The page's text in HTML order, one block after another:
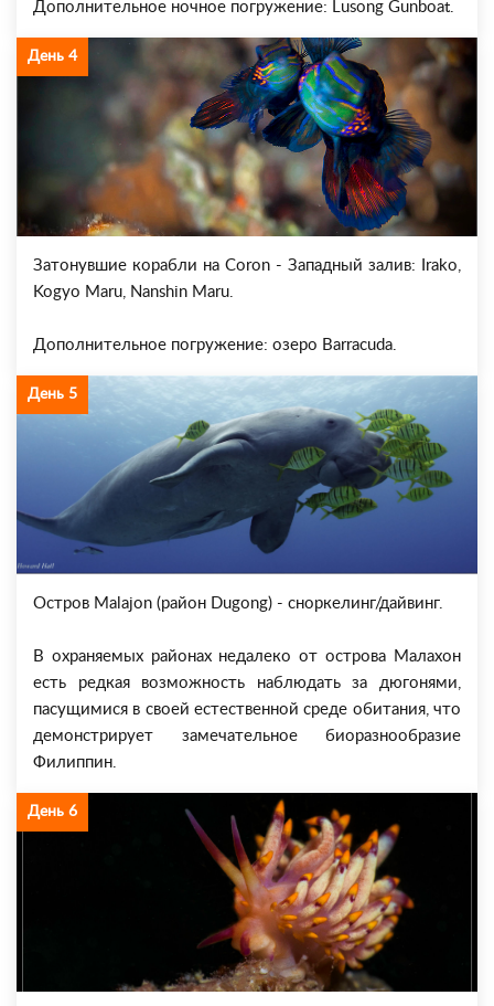
Дополнительное ночное погружение: Lusong Gunboat.
День 4
Затонувшие корабли на Coron - Западный залив: Irako,
Kogyo Maru, Nanshin Maru.
Дополнительное погружение: озеро Barracuda.
День 5
Остров Malajon (район Dugong) - сноркелинг/дайвинг.
В охраняемых районах недалеко от острова Малахон
есть редкая возможность наблюдать за дюгонями,
пасущимися в своей естественной среде обитания, что
демонстрирует замечательное биоразнообразие
Филиппин.
День 6